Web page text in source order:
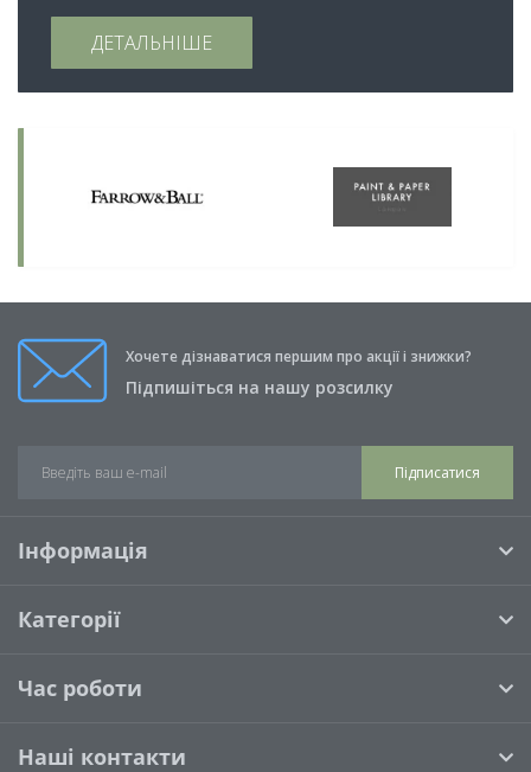
ДЕТАЛЬНІШЕ
Хочете дізнаватися першим про акції і знижки?
Підпишіться на нашу розсилку
Підписатися
Інформація
Категорії
Час роботи
Наші контакти